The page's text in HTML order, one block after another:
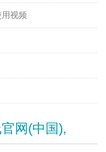
视频
网(中国),